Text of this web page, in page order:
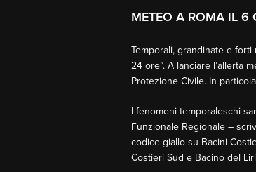
METEO A ROMA IL 6
Temporali, grandinate e
24 ore”. A lanciare l’allerta
Protezione Civile. In
I fenomeni temporaleschi
Funzionale Regionale –
codice giallo su Bacini
Costieri Sud e Bacino del